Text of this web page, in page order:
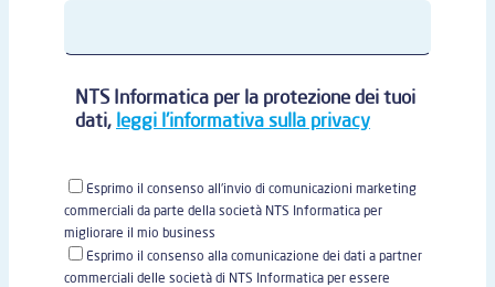
NTS Informatica per la protezione dei tuoi
dati, leggi l'informativa sulla privacy
Esprimo il consenso all'invio di comunicazioni marketing
commerciali da parte della società NTS Informatica per
migliorare il mio business
Esprimo il consenso alla comunicazione dei dati a partner
commerciali delle società di NTS Informatica per essere